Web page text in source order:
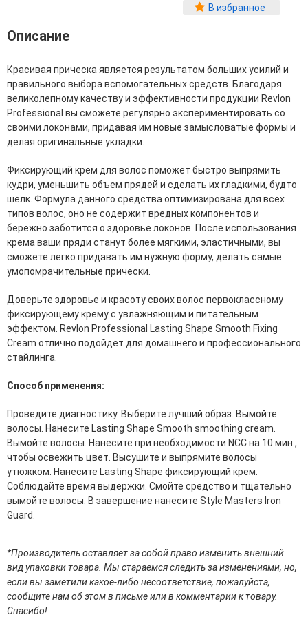
Для Лица
Ампулы для лица
Бальзамы для лица
Гели для лица
Защита от солнца для лица
Карбокситерапия
Кремы для лица
Маски для лица
Масла для лица
Мицеллярная вода
Молочко и сливки для лица
Наборы для ухода за лицом
Пенки и муссы для лица
Скрабы, пилинги и гоммажи для лица
Спреи для лица
Сыворотки, эликсиры, эмульсии, концентраты и
эссенции для лица
Уход для губ
Уход для кожи вокруг глаз
Флюиды для лица
Для Тела
Автозагар для тела
Антицеллюлитные средства
Бальзамы и гели для тела
Гели для душа
Дезодоранты для тела
Защита от солнца для тела
Кремы для тела
Лосьоны, сыворотки и эликсиры для тела
Молочко для тела
Мыло
Наборы по уходу за телом
Пены для ванны
Скрабы и пилинги для тела
В избранное
Описание
Красивая прическа является результатом больших усилий и
правильного выбора вспомогательных средств. Благодаря
великолепному качеству и эффективности продукции Revlon
Professional вы сможете регулярно экспериментировать со
своими локонами, придавая им новые замысловатые формы и
делая оригинальные укладки.
Фиксирующий крем для волос поможет быстро выпрямить
кудри, уменьшить объем прядей и сделать их гладкими, будто
шелк. Формула данного средства оптимизирована для всех
типов волос, оно не содержит вредных компонентов и
бережно заботится о здоровье локонов. После использования
крема ваши пряди станут более мягкими, эластичными, вы
сможете легко придавать им нужную форму, делать самые
умопомрачительные прически.
Доверьте здоровье и красоту своих волос первоклассному
фиксирующему крему с увлажняющим и питательным
эффектом. Revlon Professional Lasting Shape Smooth Fixing
Cream отлично подойдет для домашнего и профессионального
стайлинга.
Способ применения:
Проведите диагностику. Выберите лучший образ. Вымойте
волосы. Нанесите Lasting Shape Smooth smoothing cream.
Вымойте волосы. Нанесите при необходимости NCC на 10 мин.,
чтобы освежить цвет. Высушите и выпрямите волосы
утюжком. Нанесите Lasting Shape фиксирующий крем.
Соблюдайте время выдержки. Смойте средство и тщательно
вымойте волосы. В завершение нанесите Style Masters Iron
Guard.
*Производитель оставляет за собой право изменить внешний
вид упаковки товара. Мы стараемся следить за изменениями, но,
если вы заметили какое-либо несоответствие, пожалуйста,
сообщите нам об этом в письме или в комментарии к товару.
Спасибо!